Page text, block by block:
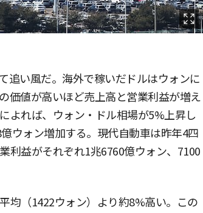
追い風だ。海外で稼いだドルはウォンに
価値が高いほど売上高と営業利益が増え
よれば、ウォン・ドル相場が5%上昇し
ウォン増加する。現代自動車は昨年4四
利益がそれぞれ1兆6760億ウォン、7100
均（1422ウォン）より約8%高い。この